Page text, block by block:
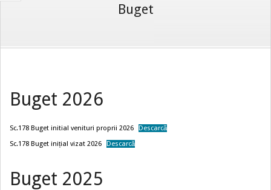
Buget
Buget 2026
Sc.178 Buget initial venituri proprii 2026
Descarcă
Sc.178 Buget inițial vizat 2026
Descarcă
Buget 2025